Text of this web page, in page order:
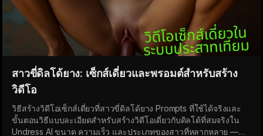
สาวขี่ดิลโด้ยาง: เซ็กส์เดี่ยวและพรอมต์สำหรับสร้าง
วิดีโอ
วิธีสร้างวิดีโอเซ็กส์เดี่ยวที่สาวขี่ดิลโด้ยาง Prompts ที่ใช้ได้จริงและ
ขั้นตอนวิธีแบบละเอียดสำหรับสร้างวิดีโอเดี่ยวกับดิลโด้ที่สมจริงใน
Undress AI ขนาด ความเร็ว และประเภทของสาวที่หลากหลาย —